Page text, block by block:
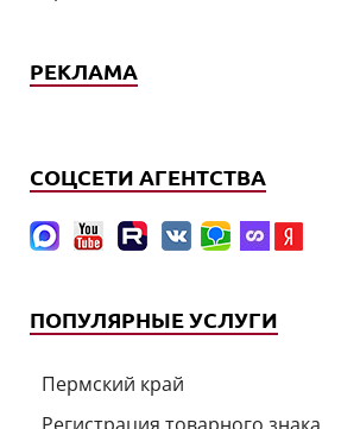
РЕКЛАМА
СОЦСЕТИ АГЕНТСТВА
ПОПУЛЯРНЫЕ УСЛУГИ
Пермский край